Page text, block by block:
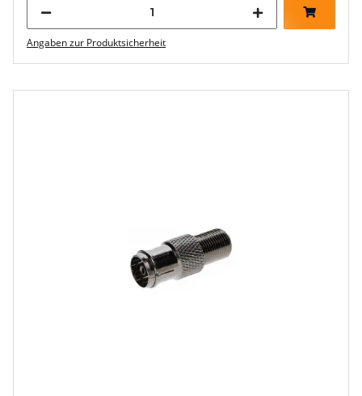
Angaben zur Produktsicherheit